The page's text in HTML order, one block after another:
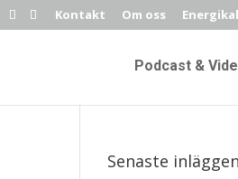
Kontakt Om oss
Podcast &
Senaste inläggen